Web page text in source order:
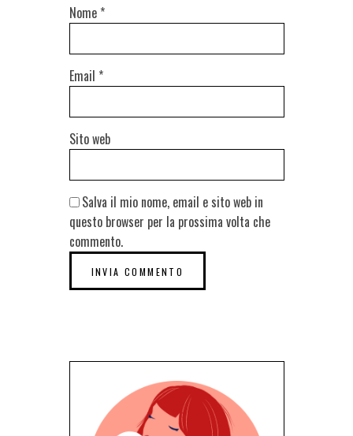
Nome *
Email *
Sito web
Salva il mio nome, email e sito web in
questo browser per la prossima volta che
commento.